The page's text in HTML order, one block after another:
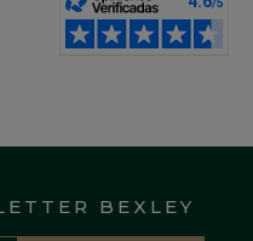
BEXLEY